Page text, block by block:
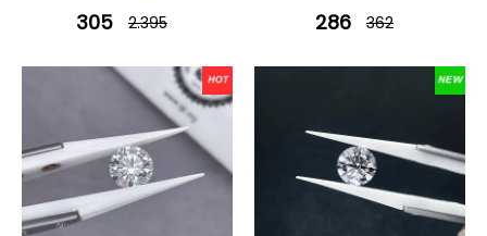
305 2.395 286 362